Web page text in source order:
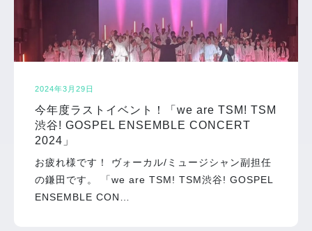
2024年3月29日
今年度ラストイベント！「we are TSM! TSM
渋谷! GOSPEL ENSEMBLE CONCERT
2024」
お疲れ様です！ ヴォーカル/ミュージシャン副担任
の鎌田です。 「we are TSM! TSM渋谷! GOSPEL
ENSEMBLE CON…